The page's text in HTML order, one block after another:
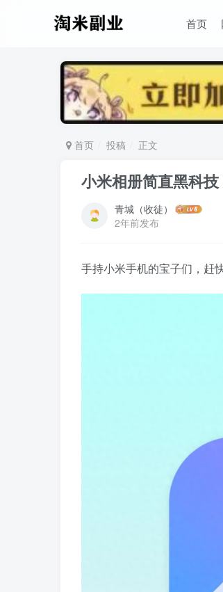
首页
首页 投稿 正文
小米相册简直黑科
青城（收徒）
2年前发布
手持小米手机的宝子们，赶